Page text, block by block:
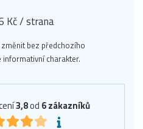
Kč / strana
bez předchozího
charakter.
3,8od 6zákazníků